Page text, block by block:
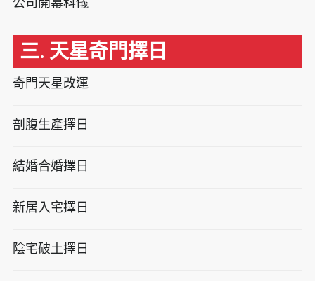
三. 天星奇門擇日
奇門天星改運
剖腹生產擇日
結婚合婚擇日
新居入宅擇日
陰宅破土擇日